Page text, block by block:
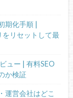
期化手順 |
リセットして最
ュー | 有料SEO
か検証
運営会社はどこ